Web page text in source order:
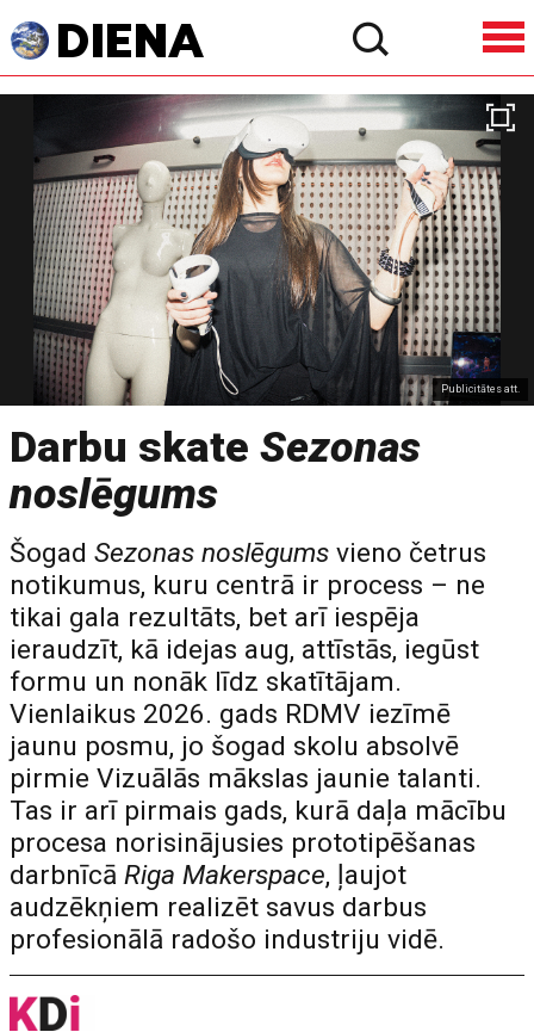
Publicitātes att.
Darbu skateSezonas
noslēgums
ŠogadSezonas noslēgums vieno četrus
notikumus, kuru centrā ir process – ne
tikai gala rezultāts, bet arī iespēja
ieraudzīt, kā idejas aug, attīstās, iegūst
formu un nonāk līdz skatītājam.
Vienlaikus 2026. gads RDMV iezīmē
jaunu posmu, jo šogad skolu absolvē
pirmie Vizuālās mākslas jaunie talanti.
Tas ir arī pirmais gads, kurā daļa mācību
procesa norisinājusies prototipēšanas
darbnīcāRiga Makerspace, ļaujot
audzēkņiem realizēt savus darbus
profesionālā radošo industriju vidē.